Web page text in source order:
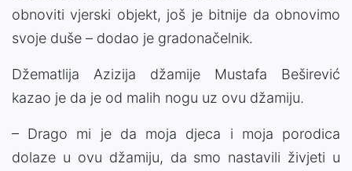
obnoviti vjerski objekt, još je bitnije da obnovimo
svoje duše – dodao je gradonačelnik.
Džematlija Azizija džamije Mustafa Beširević
kazao je da je od malih nogu uz ovu džamiju.
– Drago mi je da moja djeca i moja porodica
dolaze u ovu džamiju, da smo nastavili živjeti u